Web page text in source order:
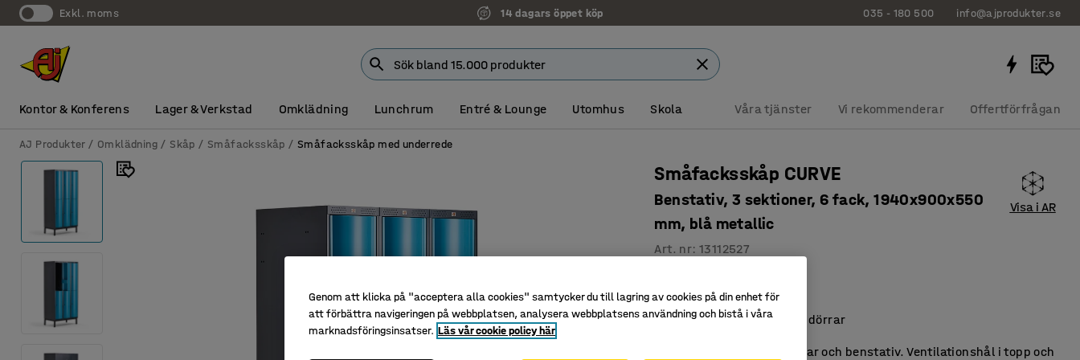
exkl. moms 14 dagars öppet köp
Faktura för företag
035 - 180 500 info@ajprodukter.se
Kontor & Konferens Lager & Verkstad Omklädning Lunchrum Entré & Lounge Utomhus Skola Våra tjänster Vi rekommenderar Offertförfrågan
AJ Produkter Omklädning Skåp Småfacksskåp Småfacksskåp med underrede
Småfacksskåp CURVE
Benstativ, 3 sektioner, 6 fack, 1940x900x550
mm, blå metallic
Art. nr:13112527
Visa i AR
Välutrustade
Välvda, metalliclackade dörrar
Klädskåp med välvda dörrar och benstativ. Ventilationshål i topp och
Genom att klicka på "acceptera alla cookies" samtycker du till lagring av cookies på din enhet för
att förbättra navigeringen på webbplatsen, analysera webbplatsens användning och bistå i våra
marknadsföringsinsatser. Läs vår cookie policy här